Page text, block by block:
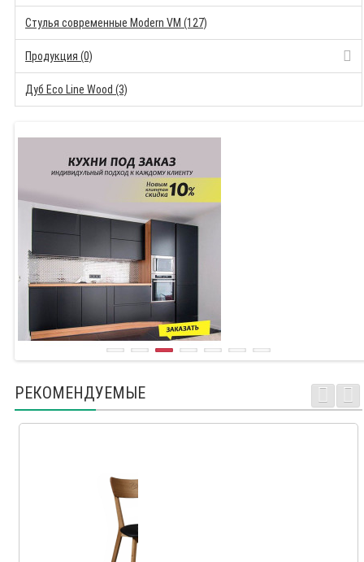
Стулья современные Modern VM (127)
Продукция (0)
Дуб Eco Line Wood (3)
РЕКОМЕНДУЕМЫЕ